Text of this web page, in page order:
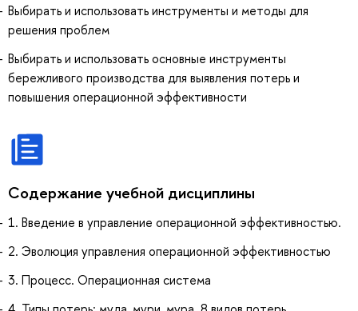
Выбирать и использовать инструменты и методы для
решения проблем
Выбирать и использовать основные инструменты
бережливого производства для выявления потерь и
повышения операционной эффективности
Содержание учебной дисциплины
1. Введение в управление операционной эффективностью.
2. Эволюция управления операционной эффективностью
3. Процесс. Операционная система